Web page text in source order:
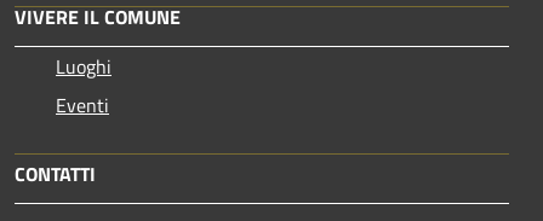
VIVERE IL COMUNE
Luoghi
Eventi
CONTATTI